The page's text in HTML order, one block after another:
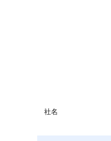
社名